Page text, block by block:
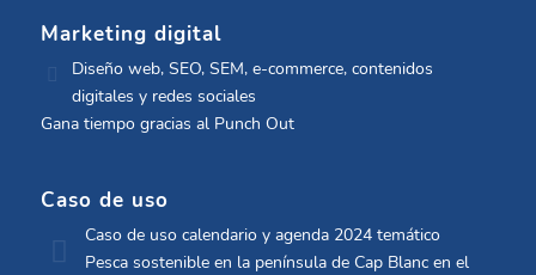
Marketing digital
Diseño web, SEO, SEM, e-commerce, contenidos
digitales y redes sociales
Gana tiempo gracias al Punch Out
Caso de uso
Caso de uso calendario y agenda 2024 temático
Pesca sostenible en la península de Cap Blanc en el